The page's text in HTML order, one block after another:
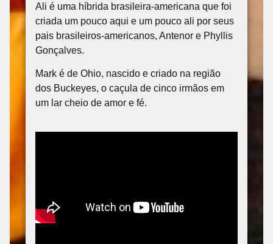
Ali é uma híbrida brasileira-americana que foi
criada um pouco aqui e um pouco ali por seus
pais brasileiros-americanos, Antenor e Phyllis
Gonçalves.
Mark é de Ohio, nascido e criado na região
dos Buckeyes, o caçula de cinco irmãos em
um lar cheio de amor e fé.